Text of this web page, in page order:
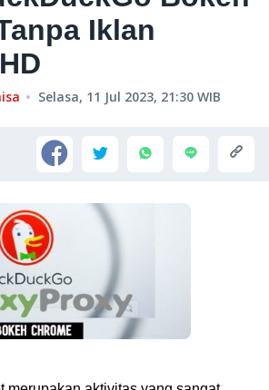
Iklan
Selasa, 11 Jul 2023, 21:30 WIB